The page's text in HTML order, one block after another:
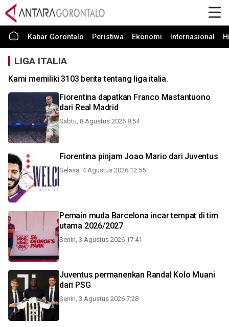
Kabar Gorontalo Peristiwa Ekonomi Internasional
LIGA ITALIA
Kami memiliki 3103 berita tentang liga italia.
Fiorentina dapatkan Franco Mastantuono
dari Real Madrid
Sabtu, 8 Agustus 2026 8:54
Fiorentina pinjam Joao Mario dari Juventus
Selasa, 4 Agustus 2026 12:55
Pemain muda Barcelona incar tempat di tim
utama 2026/2027
Senin, 3 Agustus 2026 17:41
Juventus permanenkan Randal Kolo Muani
dari PSG
Senin, 3 Agustus 2026 7:28